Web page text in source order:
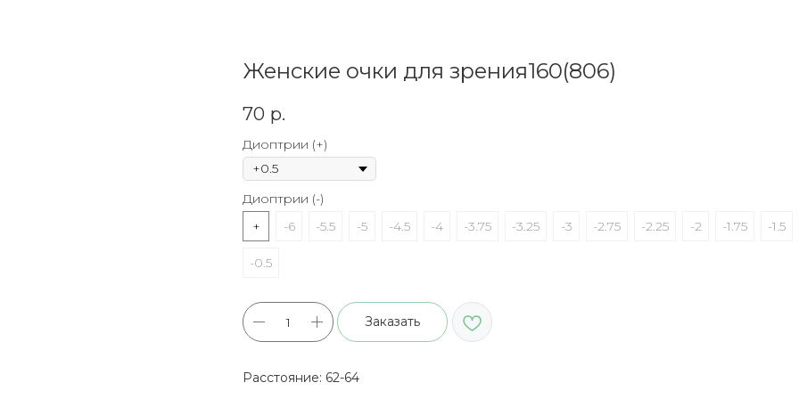
Женские очки для зрения160(806)
70 р.
Диоптрии (+)
Диоптрии (-)
+
-6 -5.5 -5 -4.5 -4 -3.75 -3.25 -3 -2.75 -2.25 -2 -1.75 -1.5
-0.5
Заказать
Расстояние: 62-64